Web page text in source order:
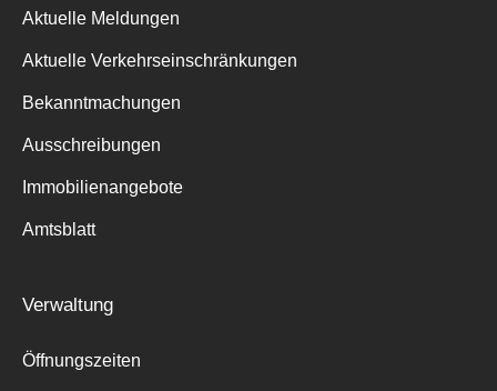
Aktuelle Meldungen
Aktuelle Verkehrseinschränkungen
Bekanntmachungen
Ausschreibungen
Immobilienangebote
Amtsblatt
Verwaltung
Öffnungszeiten